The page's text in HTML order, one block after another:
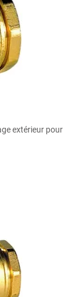
extérieur pour